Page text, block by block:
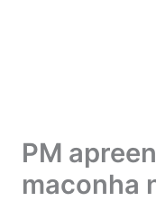
PM
maconha